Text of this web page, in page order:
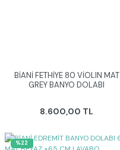
BİANİ FETHİYE 80 VİOLIN MAT
GREY BANYO DOLABI
8.600,00 TL
%22